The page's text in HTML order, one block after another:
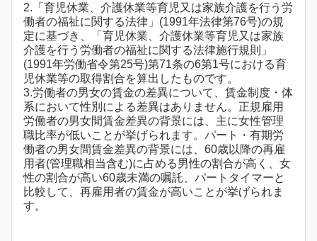
2.「育児休業、介護休業等育児又は家族介護を行う労
働者の福祉に関する法律」(1991年法律第76号)の規
定に基づき、「育児休業、介護休業等育児又は家族
介護を行う労働者の福祉に関する法律施行規則」
(1991年労働省令第25号)第71条の6第1号における育
児休業等の取得割合を算出したものです。
3.労働者の男女の賃金の差異について、賃金制度・体
系において性別による差異はありません。正規雇用
労働者の男女間賃金差異の背景には、主に女性管理
職比率が低いことが挙げられます。パート・有期労
働者の男女間賃金差異の背景には、60歳以降の再雇
用者(管理職相当含む)に占める男性の割合が高く、女
性の割合が高い60歳未満の嘱託、パートタイマーと
比較して、再雇用者の賃金が高いことが挙げられま
す。